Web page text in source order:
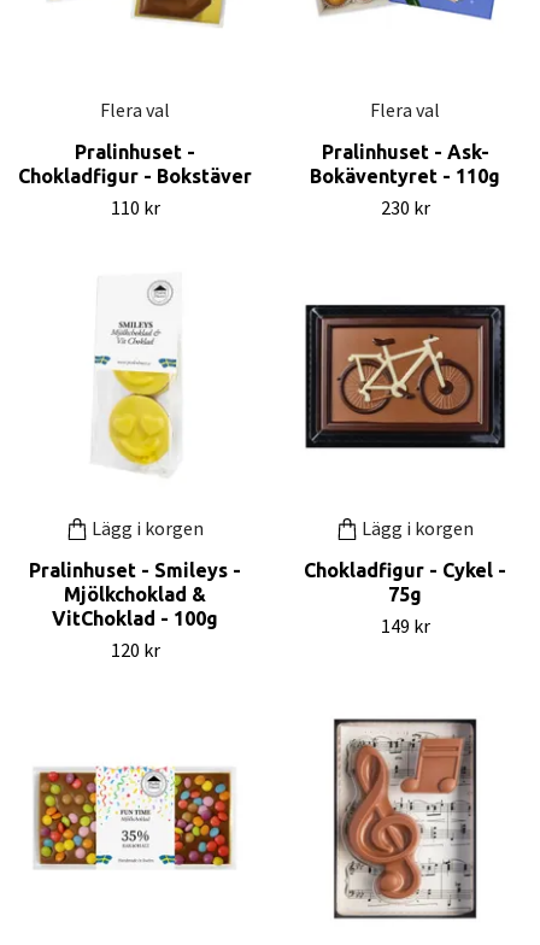
Flera val
Pralinhuset -
Chokladfigur - Bokstäver
110 kr
Flera val
Pralinhuset - Ask-
Bokäventyret - 110g
230 kr
Lägg i korgen
Pralinhuset - Smileys -
Mjölkchoklad &
VitChoklad - 100g
120 kr
Lägg i korgen
Chokladfigur - Cykel -
75g
149 kr